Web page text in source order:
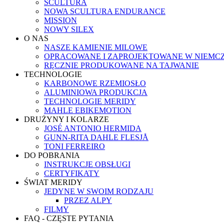
SCULTURA
NOWA SCULTURA ENDURANCE
MISSION
NOWY SILEX
O NAS
NASZE KAMIENIE MILOWE
OPRACOWANE I ZAPROJEKTOWANE W
RĘCZNIE PRODUKOWANE NA TAJWANIE
TECHNOLOGIE
KARBONOWE RZEMIOSŁO
ALUMINIOWA PRODUKCJA
TECHNOLOGIE MERIDY
MAHLE EBIKEMOTION
DRUŻYNY I KOLARZE
JOSÉ ANTONIO HERMIDA
GUNN-RITA DAHLE FLESJÅ
TONI FERREIRO
DO POBRANIA
INSTRUKCJE OBSŁUGI
CERTYFIKATY
ŚWIAT MERIDY
JEDYNE W SWOIM RODZAJU
PRZEZ ALPY
FILMY
FAQ - CZĘSTE PYTANIA